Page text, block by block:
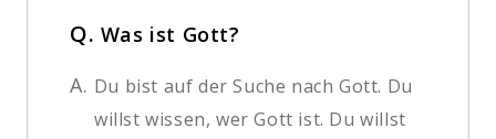
Q. Was ist Gott?
A. Du bist auf der Suche nach Gott. Du
willst wissen, wer Gott ist. Du willst